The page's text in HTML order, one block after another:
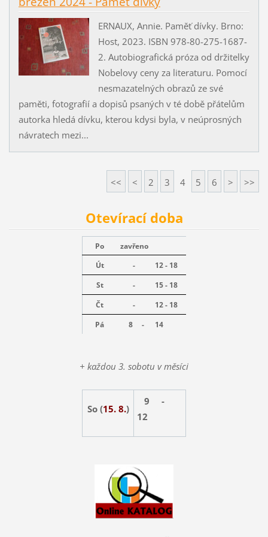
ERNAUX, Annie. Paměť dívky. Brno:
Host, 2023. ISBN 978-80-275-1687-
2. Autobiografická próza od držitelky
Nobelovy ceny za literaturu. Pomocí
nesmazatelných obrazů ze své
paměti, fotografií a dopisů psaných v té době přátelům
autorka hledá dívku, kterou kdysi byla, v neúprosných
návratech mezi...
<< < 2 3 4 5 6 > >>
Otevírací doba
Po
zavřeno
Út
-
12 - 18
St
-
15 - 18
Čt
-
12 - 18
Pá
8 - 14
+ každou 3. sobotu v měsíci
So (15. 8.)
9 -
12